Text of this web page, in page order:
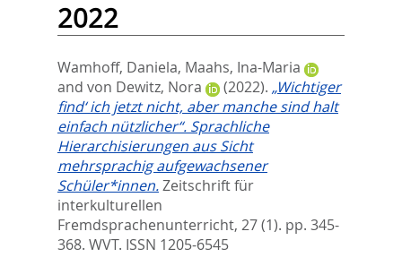
2022
Wamhoff, Daniela, Maahs, Ina-Maria
and von Dewitz, Nora (2022). „Wichtiger
find‘ ich jetzt nicht, aber manche sind halt
einfach nützlicher“. Sprachliche
Hierarchisierungen aus Sicht
mehrsprachig aufgewachsener
Schüler*innen.Zeitschrift für
interkulturellen
Fremdsprachenunterricht, 27 (1). pp. 345-
368. WVT. ISSN 1205-6545